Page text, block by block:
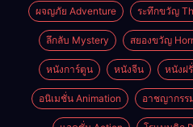
ผจญภัย Adventure ระทึกขวัญ
ลึกลับ Mystery สยองขวัญ
หนังการ์ตูน หนังจีน หนังฝ
อนิเมชั่น Animation อาชญากรร